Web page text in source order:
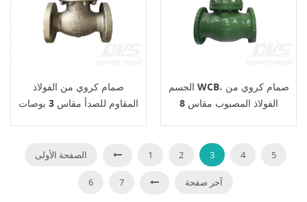
صمام كروي من الفولاذ
المقاوم للصدأ مقاس 3 بوصات
BS1873
الجسم WCB، صمام كروي من
الفولاذ المصبوب مقاس 8
الصفحة الأولى 1 2 3 4 5
6 7 آخر صفحة